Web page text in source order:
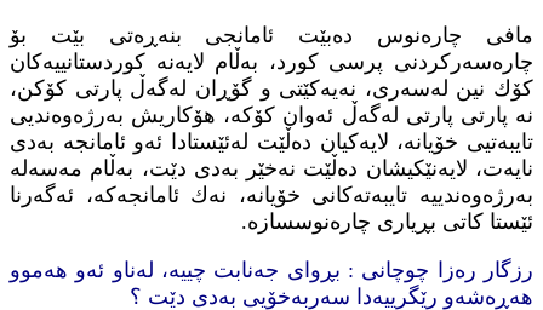
مافی چاره‌نوس ده‌بێت ئامانجی بنه‌ڕه‌تی بێت بۆ
چاره‌سه‌ركردنی پرسی كورد، به‌ڵام لایه‌نه‌ كوردستانییه‌كان
كۆك نین له‌سه‌ری، نه‌یه‌كێتی و گۆڕان له‌گه‌ڵ پارتی كۆكن،
نه‌ پارتی پارتی له‌گه‌ڵ ئه‌وان كۆكه‌، هۆكاریش به‌رژه‌وه‌ندیی
تایبه‌تیی خۆیانه‌، لایه‌كیان ده‌ڵێت له‌ئێستادا ئه‌و ئامانجه‌ به‌دی
نایه‌ت، لایه‌نێكیشان ده‌ڵێت نه‌خێر به‌دی دێت، به‌ڵام مه‌سه‌له‌
به‌رژه‌وه‌ندییه‌ تایبه‌ته‌كانی خۆیانه‌، نه‌ك ئامانجه‌كه‌، ئه‌گه‌رنا
ئێستا كاتی بڕیاری چاره‌نوسسازه‌.
رزگار ره‌زا چوچانی : بڕوای جه‌نابت چییه‌، له‌ناو ئه‌و هه‌موو
هه‌ڕه‌شه‌و رێگرییه‌دا سه‌ربه‌خۆیی به‌دی دێت ؟